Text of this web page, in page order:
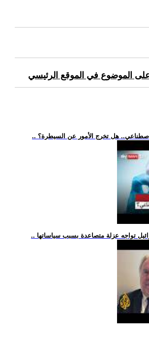
على الموضوع في الموقع الرئيسي
تواجه عزلة متصاعدة بسبب سياساتها